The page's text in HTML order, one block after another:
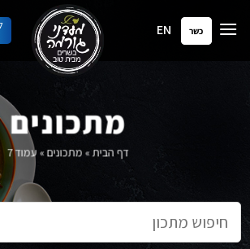
לתוכן
כשר EN
מתכונים
דף הבית» מתכונים » עמוד 7